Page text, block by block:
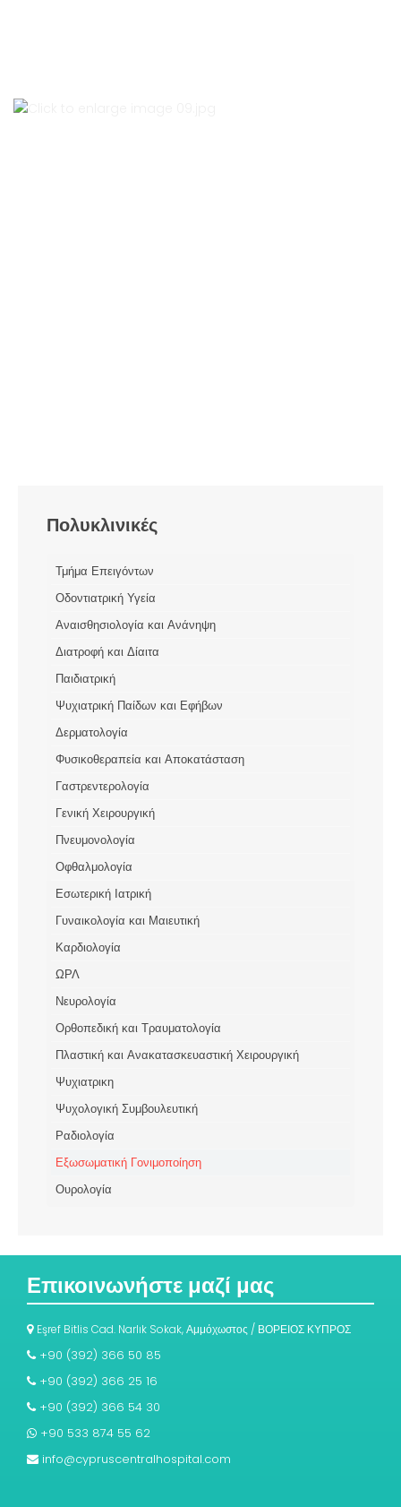
Πολυκλινικές
Τμήμα Επειγόντων
Οδοντιατρική Υγεία
Αναισθησιολογία και Ανάνηψη
Διατροφή και Δίαιτα
Παιδιατρική
Ψυχιατρική Παίδων και Εφήβων
Δερματολογία
Φυσικοθεραπεία και Αποκατάσταση
Γαστρεντερολογία
Γενική Χειρουργική
Πνευμονολογία
Οφθαλμολογία
Εσωτερική Ιατρική
Γυναικολογία και Μαιευτική
Καρδιολογία
ΩΡΛ
Νευρολογία
Ορθοπεδική και Τραυματολογία
Πλαστική και Ανακατασκευαστική Χειρουργική
Ψυχιατρικη
Ψυχολογική Συμβουλευτική
Ραδιολογία
Εξωσωματική Γονιμοποίηση
Ουρολογία
Επικοινωνήστε μαζί μας
Eşref Bitlis Cad. Narlık Sokak, Αμμόχωστος / ΒΟΡΕΙΟΣ ΚΥΠΡΟΣ
+90 (392) 366 50 85
+90 (392) 366 25 16
+90 (392) 366 54 30
+90 533 874 55 62
info@cypruscentralhospital.com